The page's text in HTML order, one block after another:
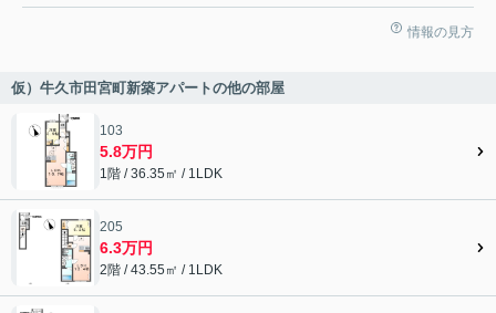
情報の見方
仮）牛久市田宮町新築アパートの他の部屋
103
5.8万円
1階 / 36.35㎡ / 1LDK
205
6.3万円
2階 / 43.55㎡ / 1LDK